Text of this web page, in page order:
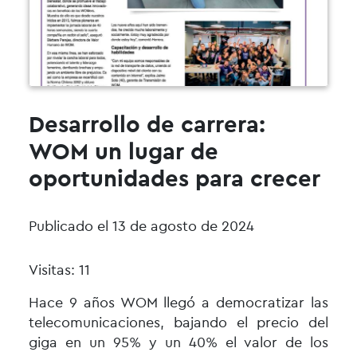
Desarrollo de carrera:
WOM un lugar de
oportunidades para crecer
Publicado el 13 de agosto de 2024
Visitas: 11
Hace 9 años WOM llegó a democratizar las
telecomunicaciones, bajando el precio del
giga en un 95% y un 40% el valor de los